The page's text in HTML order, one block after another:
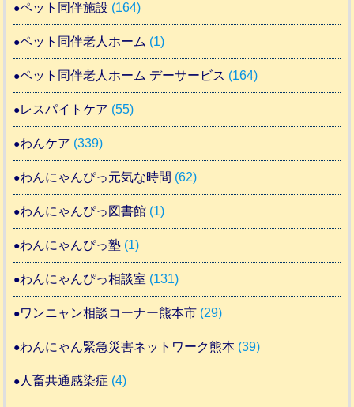
ペット同伴施設 (164)
ペット同伴老人ホーム (1)
ペット同伴老人ホーム デーサービス (164)
レスパイトケア (55)
わんケア (339)
わんにゃんぴっ元気な時間 (62)
わんにゃんぴっ図書館 (1)
わんにゃんぴっ塾 (1)
わんにゃんぴっ相談室 (131)
ワンニャン相談コーナー熊本市 (29)
わんにゃん緊急災害ネットワーク熊本 (39)
人畜共通感染症 (4)